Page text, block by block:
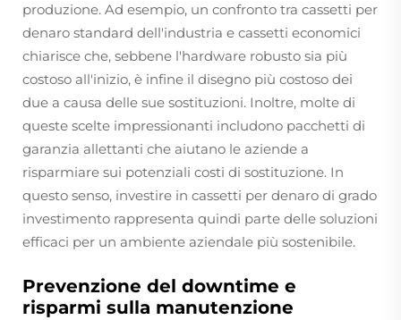
produzione. Ad esempio, un confronto tra cassetti per
denaro standard dell'industria e cassetti economici
chiarisce che, sebbene l'hardware robusto sia più
costoso all'inizio, è infine il disegno più costoso dei
due a causa delle sue sostituzioni. Inoltre, molte di
queste scelte impressionanti includono pacchetti di
garanzia allettanti che aiutano le aziende a
risparmiare sui potenziali costi di sostituzione. In
questo senso, investire in cassetti per denaro di grado
investimento rappresenta quindi parte delle soluzioni
efficaci per un ambiente aziendale più sostenibile.
Prevenzione del downtime e
risparmi sulla manutenzione